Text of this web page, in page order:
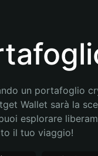
un portafoglio
Wallet sarà la
esplorare
il tuo viaggio!